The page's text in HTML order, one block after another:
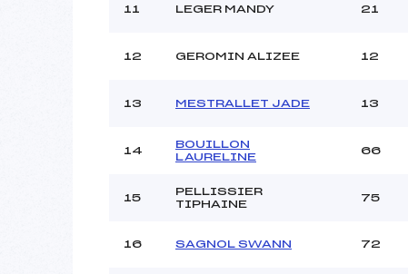
11 LEGER MANDY 21
12 GEROMIN ALIZEE 12
13 MESTRALLET JADE 13
14
BOUILLON
LAURELINE
66
15
PELLISSIER
TIPHAINE
75
16 SAGNOL SWANN 72